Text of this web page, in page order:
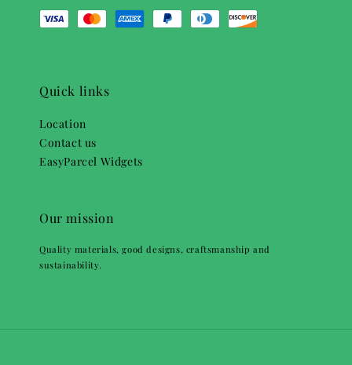
Quick links
Location
Contact us
EasyParcel Widgets
Our mission
Quality materials, good designs, craftsmanship and
sustainability.